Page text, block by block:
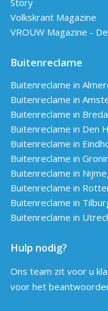
Story
Volkskrant Magazine
VROUW Magazine -
Buitenreclame
Buitenreclame in
Buitenreclame in
Buitenreclame in Breda
Buitenreclame in Den
Buitenreclame in
Buitenreclame in
Buitenreclame in
Buitenreclame in
Buitenreclame in
Buitenreclame in
Hulp nodig?
Ons team zit voor u
voor het